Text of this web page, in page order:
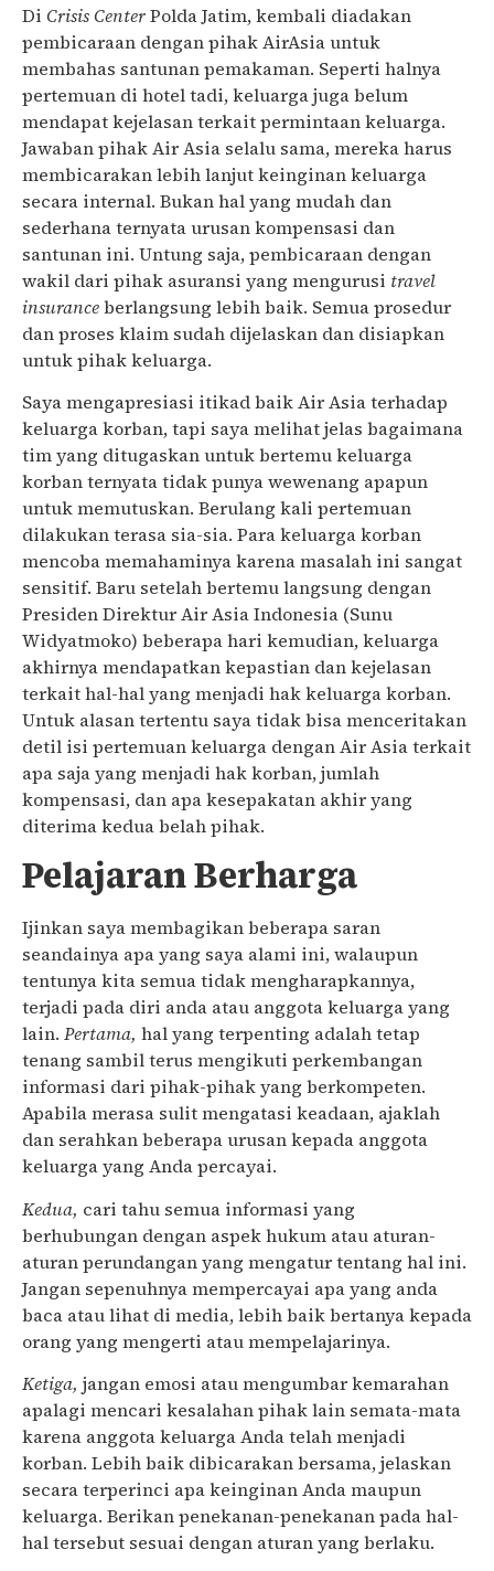
Di Crisis CenterPolda Jatim, kembali diadakan
pembicaraan dengan pihak AirAsia untuk
membahas santunan pemakaman. Seperti halnya
pertemuan di hotel tadi, keluarga juga belum
mendapat kejelasan terkait permintaan keluarga.
Jawaban pihak Air Asia selalu sama, mereka harus
membicarakan lebih lanjut keinginan keluarga
secara internal. Bukan hal yang mudah dan
sederhana ternyata urusan kompensasi dan
santunan ini. Untung saja, pembicaraan dengan
wakil dari pihak asuransi yang mengurusi travel
insuranceberlangsung lebih baik. Semua prosedur
dan proses klaim sudah dijelaskan dan disiapkan
untuk pihak keluarga.
Saya mengapresiasi itikad baik Air Asia terhadap
keluarga korban, tapi saya melihat jelas bagaimana
tim yang ditugaskan untuk bertemu keluarga
korban ternyata tidak punya wewenang apapun
untuk memutuskan. Berulang kali pertemuan
dilakukan terasa sia-sia. Para keluarga korban
mencoba memahaminya karena masalah ini sangat
sensitif. Baru setelah bertemu langsung dengan
Presiden Direktur Air Asia Indonesia (Sunu
Widyatmoko) beberapa hari kemudian, keluarga
akhirnya mendapatkan kepastian dan kejelasan
terkait hal-hal yang menjadi hak keluarga korban.
Untuk alasan tertentu saya tidak bisa menceritakan
detil isi pertemuan keluarga dengan Air Asia terkait
apa saja yang menjadi hak korban, jumlah
kompensasi, dan apa kesepakatan akhir yang
diterima kedua belah pihak.
Pelajaran Berharga
Ijinkan saya membagikan beberapa saran
seandainya apa yang saya alami ini, walaupun
tentunya kita semua tidak mengharapkannya,
terjadi pada diri anda atau anggota keluarga yang
lain. Pertama, hal yang terpenting adalah tetap
tenang sambil terus mengikuti perkembangan
informasi dari pihak-pihak yang berkompeten.
Apabila merasa sulit mengatasi keadaan, ajaklah
dan serahkan beberapa urusan kepada anggota
keluarga yang Anda percayai.
Kedua, cari tahu semua informasi yang
berhubungan dengan aspek hukum atau aturan-
aturan perundangan yang mengatur tentang hal ini.
Jangan sepenuhnya mempercayai apa yang anda
baca atau lihat di media, lebih baik bertanya kepada
orang yang mengerti atau mempelajarinya.
Ketiga, jangan emosi atau mengumbar kemarahan
apalagi mencari kesalahan pihak lain semata-mata
karena anggota keluarga Anda telah menjadi
korban. Lebih baik dibicarakan bersama, jelaskan
secara terperinci apa keinginan Anda maupun
keluarga. Berikan penekanan-penekanan pada hal-
hal tersebut sesuai dengan aturan yang berlaku.